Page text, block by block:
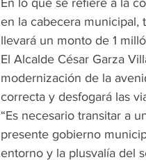
En lo que se refiere a la
en la cabecera municipal,
llevará un monto de 1
El Alcalde César Garza
modernización de la
correcta y desfogará las
“Es necesario transitar a
presente gobierno
entorno y la plusvalía del